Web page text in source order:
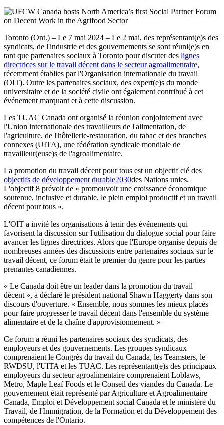
Toronto (Ont.) – Le 7 mai 2024 – Le 2 mai, des représentant(e)s des
syndicats, de l'industrie et des gouvernements se sont réuni(e)s en
tant que partenaires sociaux à Toronto pour discuter des lignes
directrices sur le travail décent dans le secteur agroalimentaire,
récemment établies par l'Organisation internationale du travail
(OIT). Outre les partenaires sociaux, des expert(e)s du monde
universitaire et de la société civile ont également contribué à cet
événement marquant et à cette discussion.
Les TUAC Canada ont organisé la réunion conjointement avec
l'Union internationale des travailleurs de l'alimentation, de
l'agriculture, de l'hôtellerie-restauration, du tabac et des branches
connexes (UITA), une fédération syndicale mondiale de
travailleur(euse)s de l'agroalimentaire.
La promotion du travail décent pour tous est un objectif clé des
objectifs de développement durable2030des Nations unies.
L'objectif 8 prévoit de « promouvoir une croissance économique
soutenue, inclusive et durable, le plein emploi productif et un travail
décent pour tous ».
L'OIT a invité les organisations à tenir des événements qui
favorisent la discussion sur l'utilisation du dialogue social pour faire
avancer les lignes directrices. Alors que l'Europe organise depuis de
nombreuses années des discussions entre partenaires sociaux sur le
travail décent, ce forum était le premier du genre pour les parties
prenantes canadiennes.
« Le Canada doit être un leader dans la promotion du travail
décent », a déclaré le président national Shawn Haggerty dans son
discours d'ouverture. « Ensemble, nous sommes les mieux placés
pour faire progresser le travail décent dans l'ensemble du système
alimentaire et de la chaîne d'approvisionnement. »
Ce forum a réuni les partenaires sociaux des syndicats, des
employeurs et des gouvernements. Les groupes syndicaux
comprenaient le Congrès du travail du Canada, les Teamsters, le
RWDSU, l'UITA et les TUAC. Les représentant(e)s des principaux
employeurs du secteur agroalimentaire comprenaient Loblaws,
Metro, Maple Leaf Foods et le Conseil des viandes du Canada. Le
gouvernement était représenté par Agriculture et Agroalimentaire
Canada, Emploi et Développement social Canada et le ministère du
Travail, de l'Immigration, de la Formation et du Développement des
compétences de l'Ontario.